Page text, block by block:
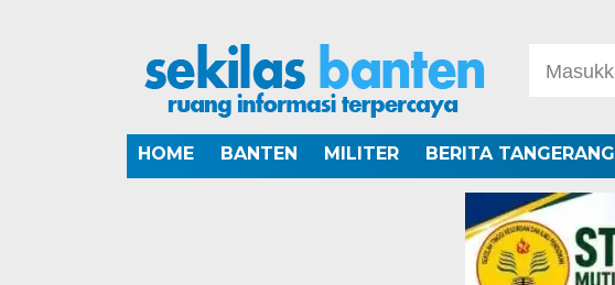
HOME BANTEN MILITER BERITA TANGERANG